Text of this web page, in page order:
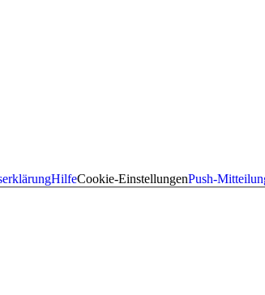
HilfeCookie-EinstellungenPush-